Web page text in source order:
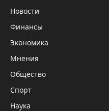
Новости
Финансы
Экономика
Мнения
Общество
Спорт
Наука